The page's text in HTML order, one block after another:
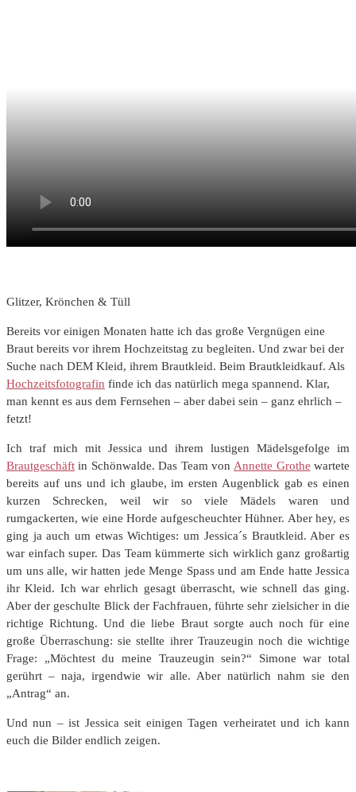
Glitzer, Krönchen & Tüll
Bereits vor einigen Monaten hatte ich das große Vergnügen eine
Braut bereits vor ihrem Hochzeitstag zu begleiten. Und zwar bei der
Suche nach DEM Kleid, ihrem Brautkleid. Beim Brautkleidkauf. Als
Hochzeitsfotografin finde ich das natürlich mega spannend. Klar,
man kennt es aus dem Fernsehen – aber dabei sein – ganz ehrlich –
fetzt!
Ich traf mich mit Jessica und ihrem lustigen Mädelsgefolge im
Brautgeschäft in Schönwalde. Das Team von Annette Grothe wartete
bereits auf uns und ich glaube, im ersten Augenblick gab es einen
kurzen Schrecken, weil wir so viele Mädels waren und
rumgackerten, wie eine Horde aufgescheuchter Hühner. Aber hey, es
ging ja auch um etwas Wichtiges: um Jessica´s Brautkleid. Aber es
war einfach super. Das Team kümmerte sich wirklich ganz großartig
um uns alle, wir hatten jede Menge Spass und am Ende hatte Jessica
ihr Kleid. Ich war ehrlich gesagt überrascht, wie schnell das ging.
Aber der geschulte Blick der Fachfrauen, führte sehr zielsicher in die
richtige Richtung. Und die liebe Braut sorgte auch noch für eine
große Überraschung: sie stellte ihrer Trauzeugin noch die wichtige
Frage: „Möchtest du meine Trauzeugin sein?“ Simone war total
gerührt – naja, irgendwie wir alle. Aber natürlich nahm sie den
„Antrag“ an.
Und nun – ist Jessica seit einigen Tagen verheiratet und ich kann
euch die Bilder endlich zeigen.